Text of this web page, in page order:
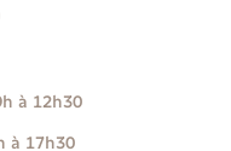
à 12h30
à 17h30